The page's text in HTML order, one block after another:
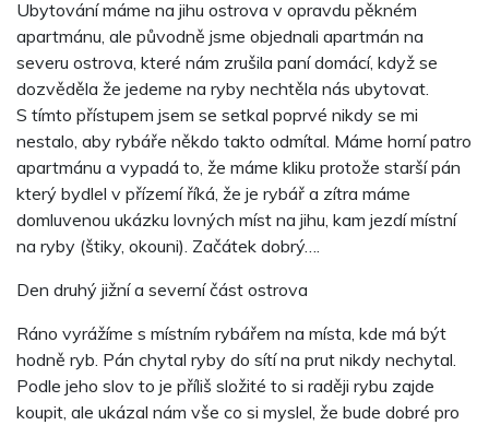
Ubytování máme na jihu ostrova v opravdu pěkném
apartmánu, ale původně jsme objednali apartmán na
severu ostrova, které nám zrušila paní domácí, když se
dozvěděla že jedeme na ryby nechtěla nás ubytovat.
S tímto přístupem jsem se setkal poprvé nikdy se mi
nestalo, aby rybáře někdo takto odmítal. Máme horní patro
apartmánu a vypadá to, že máme kliku protože starší pán
který bydlel v přízemí říká, že je rybář a zítra máme
domluvenou ukázku lovných míst na jihu, kam jezdí místní
na ryby (štiky, okouni). Začátek dobrý….
Den druhý jižní a severní část ostrova
Ráno vyrážíme s místním rybářem na místa, kde má být
hodně ryb. Pán chytal ryby do sítí na prut nikdy nechytal.
Podle jeho slov to je příliš složité to si raději rybu zajde
koupit, ale ukázal nám vše co si myslel, že bude dobré pro